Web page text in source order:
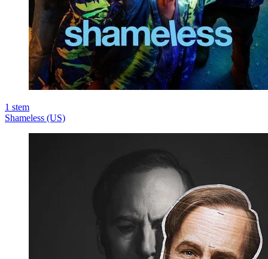
1 stem
Shameless (US)